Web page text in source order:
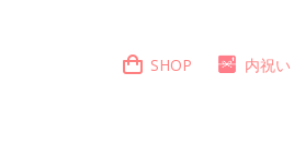
SHOP 内祝い